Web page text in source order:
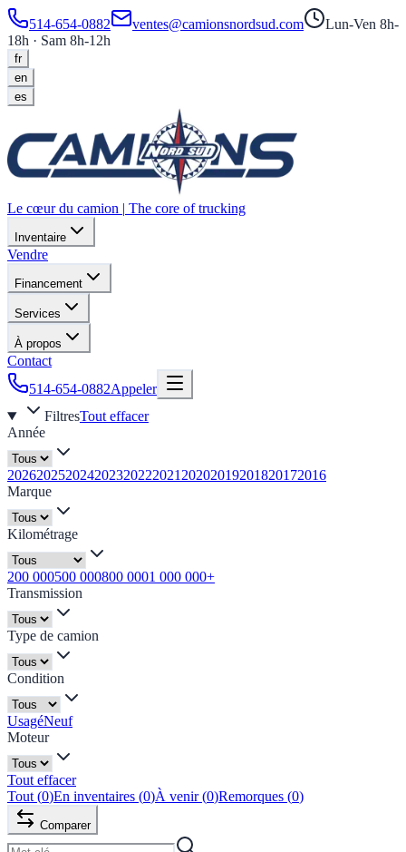
514-654-0882 ventes@camionsnordsud.com
Lun-Ven 8h-
18h · Sam 8h-12h
fr
en
es
Le cœur du camion | The core of trucking
Inventaire
Vendre
Financement
Services
À propos
Contact
514-654-0882Appeler
FiltresTout effacer
Année
202620252024202320222021 20202019201820172016
Marque
Kilométrage
200 000500 000800 0001 000 000+
Transmission
Type de camion
Condition
UsagéNeuf
Moteur
Tout effacer
Tout (0)En inventaires (0)À venir (0)Remorques (0)
Comparer